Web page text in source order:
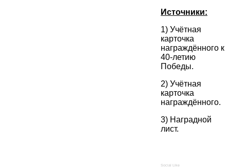
Источники:
1) Учётная
карточка
награждённого к
40-летию
Победы.
2) Учётная
карточка
награждённого.
3) Наградной
лист.
Social Like